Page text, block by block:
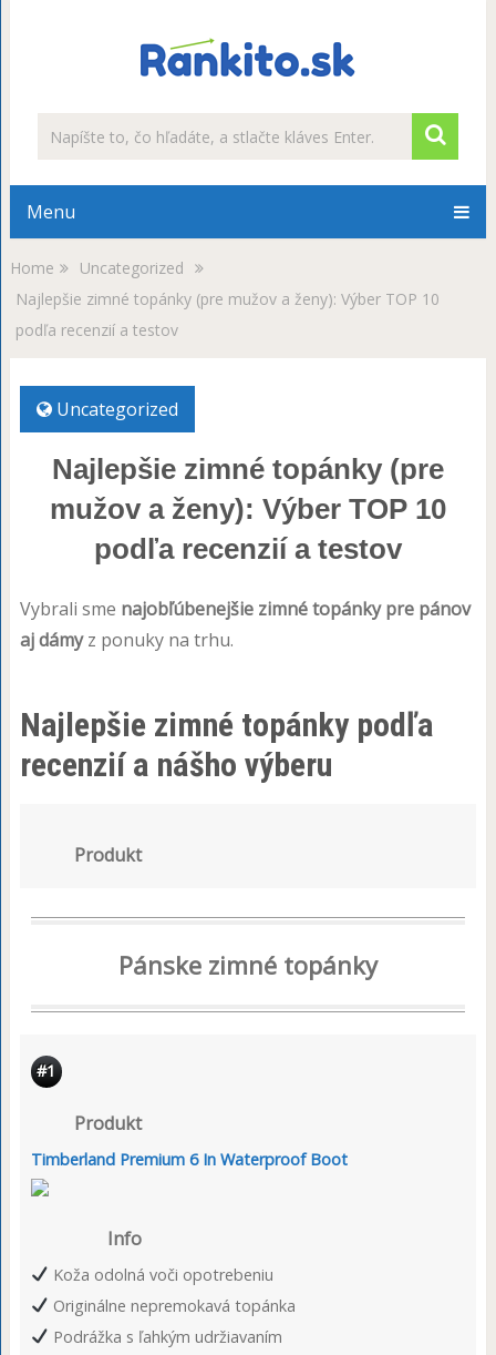
Menu
Home
Uncategorized
Najlepšie zimné topánky (pre mužov a ženy): Výber TOP 10
podľa recenzií a testov
Uncategorized
Najlepšie zimné topánky (pre
mužov a ženy): Výber TOP 10
podľa recenzií a testov
Vybrali sme najobľúbenejšie zimné topánky pre pánov
aj dámyz ponuky na trhu.
Najlepšie zimné topánky podľa
recenzií a nášho výberu
Produkt
Pánske zimné topánky
#1
Produkt
Timberland Premium 6 In Waterproof Boot
Info
Koža odolná voči opotrebeniu
Originálne nepremokavá topánka
Podrážka s ľahkým udržiavaním